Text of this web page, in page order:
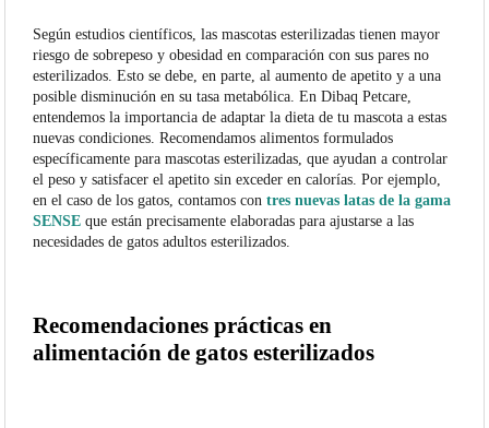
Según estudios científicos, las mascotas esterilizadas tienen mayor
riesgo de sobrepeso y obesidad en comparación con sus pares no
esterilizados. Esto se debe, en parte, al aumento de apetito y a una
posible disminución en su tasa metabólica. En Dibaq Petcare,
entendemos la importancia de adaptar la dieta de tu mascota a estas
nuevas condiciones. Recomendamos alimentos formulados
específicamente para mascotas esterilizadas, que ayudan a controlar
el peso y satisfacer el apetito sin exceder en calorías. Por ejemplo,
en el caso de los gatos, contamos contres nuevas latas de la gama
SENSE que están precisamente elaboradas para ajustarse a las
necesidades de gatos adultos esterilizados.
Recomendaciones prácticas en
alimentación de gatos esterilizados